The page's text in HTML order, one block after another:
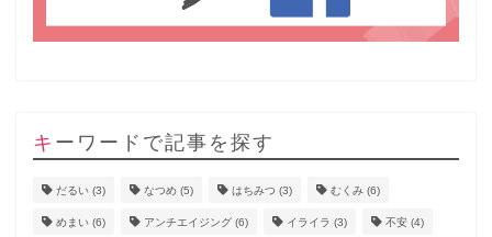
キーワードで記事を探す
だるい (3) なつめ (5) はちみつ (3) むくみ (6)
めまい (6) アンチエイジング (6) イライラ (3) 不安 (4)